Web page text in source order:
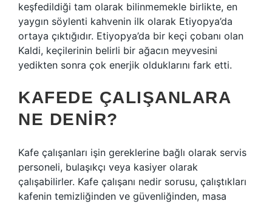
keşfedildiği tam olarak bilinmemekle birlikte, en
yaygın söylenti kahvenin ilk olarak Etiyopya’da
ortaya çıktığıdır. Etiyopya’da bir keçi çobanı olan
Kaldi, keçilerinin belirli bir ağacın meyvesini
yedikten sonra çok enerjik olduklarını fark etti.
KAFEDE ÇALIŞANLARA
NE DENIR?
Kafe çalışanları işin gereklerine bağlı olarak servis
personeli, bulaşıkçı veya kasiyer olarak
çalışabilirler. Kafe çalışanı nedir sorusu, çalıştıkları
kafenin temizliğinden ve güvenliğinden, masa